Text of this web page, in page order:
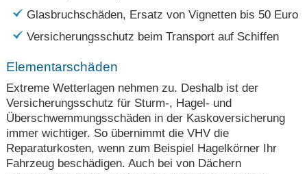
Glasbruchschäden, Ersatz von Vignetten bis 50 Euro
Versicherungsschutz beim Transport auf Schiffen
Elementarschäden
Extreme Wetterlagen nehmen zu. Deshalb ist der
Versicherungsschutz für Sturm-, Hagel- und
Überschwemmungsschäden in der Kaskoversicherung
immer wichtiger. So übernimmt die VHV die
Reparaturkosten, wenn zum Beispiel Hagelkörner Ihr
Fahrzeug beschädigen. Auch bei von Dächern